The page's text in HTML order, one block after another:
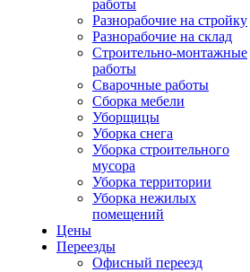
работы
Разнорабочие на стройку
Разнорабочие на склад
Строительно-монтажные
работы
Сварочные работы
Сборка мебели
Уборщицы
Уборка снега
Уборка строительного
мусора
Уборка территории
Уборка нежилых
помещений
Цены
Переезды
Офисный переезд